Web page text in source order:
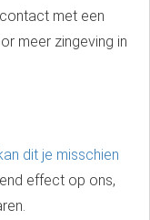
met een
meer zingeving in
dit je misschien
effect op ons,